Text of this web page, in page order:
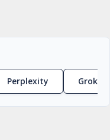
Perplexity Grok